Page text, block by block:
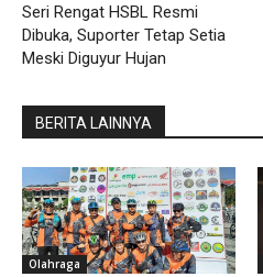
Seri Rengat HSBL Resmi
Dibuka, Suporter Tetap Setia
Meski Diguyur Hujan
BERITA LAINNYA
Olahraga